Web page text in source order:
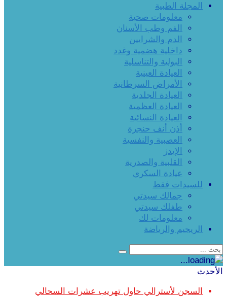
المجلة الطبية
معلومات صحية
الفم وطب الأسنان
الدم والشرايين
داخلية هضمية وغدد
البولية والتناسلية
العيادة العينية
الأمراض السرطانية
العيادة الجلدية
العيادة العظمية
العيادة النسائية
أذن أنف حنجرة
العصبية والنفسية
الإيدز
القلبية والصدرية
عيادة السكري
للسيدات فقط
جمالك سيدتي
طفلك سيدتي
معلومات لك
الريجيم والرياضة
الأحدث
السجن لأسترالي حاول تهريب عشرات السحالي